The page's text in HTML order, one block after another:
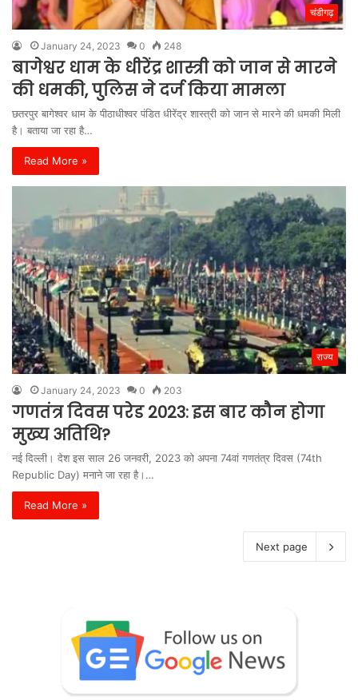
चंडीगढ़
January 24, 2023 0 248
बागेश्वर धाम के धीरेंद्र शास्त्री को जान से मारने
की धमकी, पुलिस ने दर्ज किया मामला
छतरपुर बागेश्वर धाम के पीठाधीश्वर पंडित धीरेंद्र शास्त्री को जान से मारने की धमकी मिली
है। बताया जा रहा है…
Read More »
राज्य
January 24, 2023 0 203
गणतंत्र दिवस परेड 2023: इस बार कौन होगा
मुख्य अतिथि?
नई दिल्ली। देश इस साल 26 जनवरी, 2023 को अपना 74वां गणतंत्र दिवस (74th
Republic Day) मनाने जा रहा है।…
Read More »
Next page